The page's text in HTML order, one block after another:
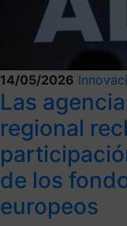
14/05/2026
Las
regional
de los
europeos